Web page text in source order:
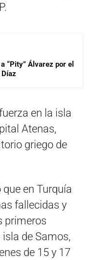
“Pity” Álvarez por el
en la isla
Atenas,
griego de
en Turquía
fallecidas y
primeros
de Samos,
de 15 y 17